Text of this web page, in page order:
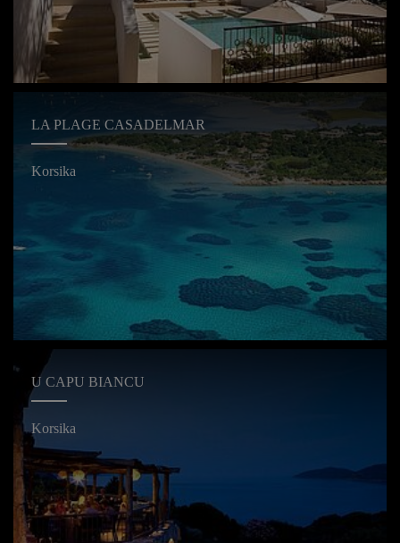
LA PLAGE CASADELMAR
Korsika
U CAPU BIANCU
Korsika